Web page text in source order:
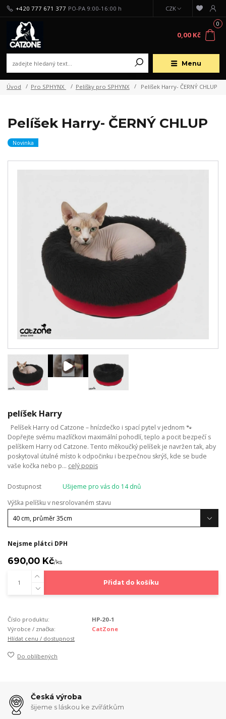
Menu
CZK
+420 777 671 377 PO-PA 9:00-16:00 h
0
0,00 Kč
Úvod Pro SPHYNX Pelíšky pro SPHYNX Pelíšek Harry- ČERNÝ CHLUP
Pelíšek Harry- ČERNÝ CHLUP
Novinka
pelíšek Harry
Pelíšek Harry od Catzone – hnízdečko i spací pytel v jednom 🐾
Dopřejte svému mazlíčkovi maximální pohodlí, teplo a pocit bezpečí s
pelíškem Harry od Catzone. Tento měkoučký pelíšek je navržen tak, aby
poskytoval útulné místo k odpočinku i bezpečnou skrýš, kde se bude
vaše kočka nebo p... celý popis
Dostupnost
Ušijeme pro vás do 14 dnů
Výška pelíšku v nesrolovaném stavu
Nejsme plátci DPH
690,00 Kč/ks
Přidat do košíku
Číslo produktu:
HP-20-1
Výrobce / značka:
CatZone
Hlídat cenu / dostupnost
Do oblíbených
Česká výroba
šijeme s láskou ke zvířátkům